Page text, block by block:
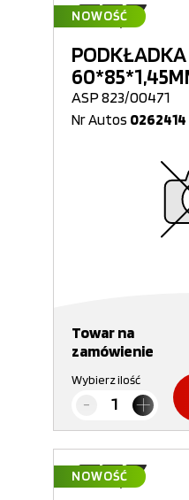
NOWOŚĆ
ASP 823/00471
Nr Autos 0262414
Towar na
zamówienie
Wybierz ilość
NOWOŚĆ